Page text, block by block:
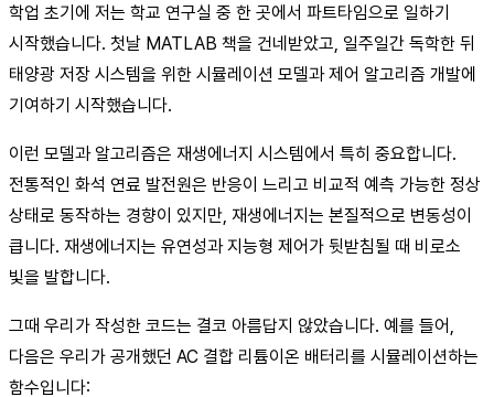
학업 초기에 저는 학교 연구실 중 한 곳에서 파트타임으로 일하기
시작했습니다. 첫날 MATLAB 책을 건네받았고, 일주일간 독학한 뒤
태양광 저장 시스템을 위한 시뮬레이션 모델과 제어 알고리즘 개발에
기여하기 시작했습니다.
이런 모델과 알고리즘은 재생에너지 시스템에서 특히 중요합니다.
전통적인 화석 연료 발전원은 반응이 느리고 비교적 예측 가능한 정상
상태로 동작하는 경향이 있지만, 재생에너지는 본질적으로 변동성이
큽니다. 재생에너지는 유연성과 지능형 제어가 뒷받침될 때 비로소
빛을 발합니다.
그때 우리가 작성한 코드는 결코 아름답지 않았습니다. 예를 들어,
다음은 우리가 공개했던 AC 결합 리튬이온 배터리를 시뮬레이션하는
함수입니다: